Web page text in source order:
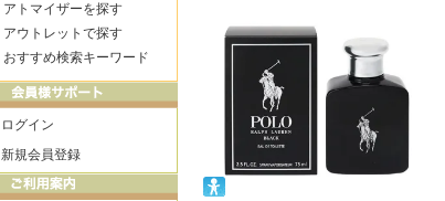
アトマイザーを探す
アウトレットで探す
おすすめ検索キーワード
ログイン
新規会員登録